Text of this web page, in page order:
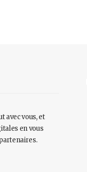
avec vous, et
en vous